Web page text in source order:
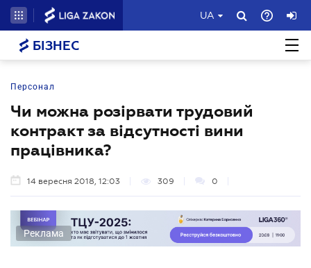
UA
БІЗНЕС
Персонал
Чи можна розірвати трудовий
контракт за відсутності вини
працівника?
14 вересня 2018, 12:03 309 0
Реклама